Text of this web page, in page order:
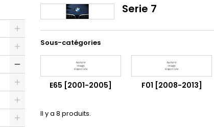
Serie 7
Sous-catégories
E65 [2001-2005] F01 [2008-2013]
Il y a 8 produits.